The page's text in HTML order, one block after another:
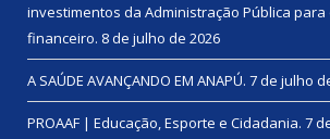
investimentos da Administração Pública
financeiro. 8 de julho de 2026
A SAÚDE AVANÇANDO EM ANAPÚ. 7 de julho
PROAAF | Educação, Esporte e Cidadania. 7